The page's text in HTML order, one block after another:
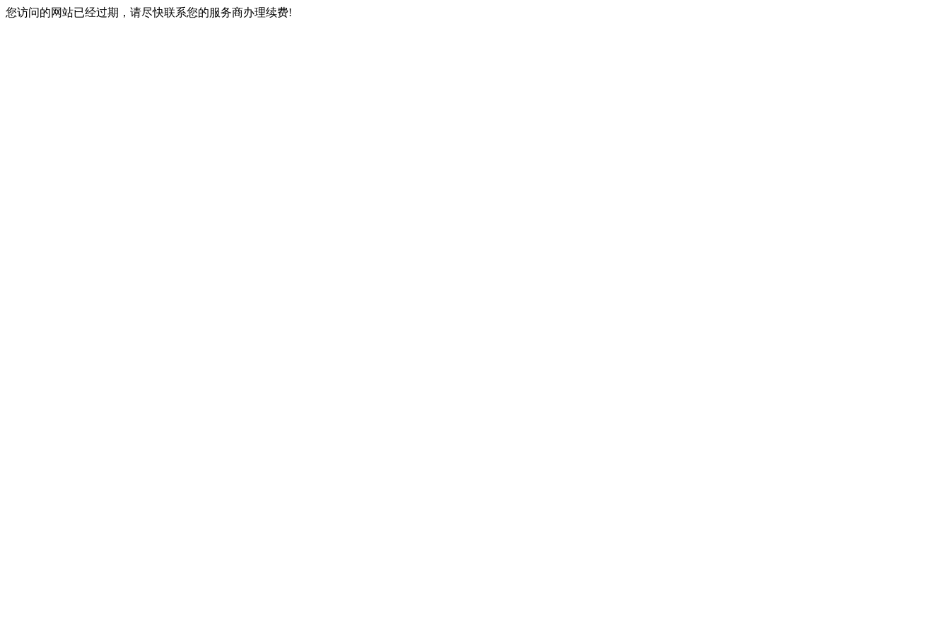
您访问的网站已经过期，请尽快联系您的服务商办理续费!